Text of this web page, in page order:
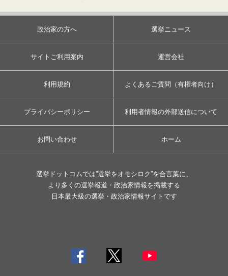
政治家の方へ 選挙ニュース
サイトご利用案内 運営会社
利用規約 よくあるご質問（有権者向け）
プライバシーポリシー 利用者情報の外部送信について
お問い合わせ ホーム
選挙ドットコムでは”選挙をオモシロク”を合言葉に、
より多くの選挙報道・政治家情報を掲載する
日本最大級の選挙・政治家情報サイトです